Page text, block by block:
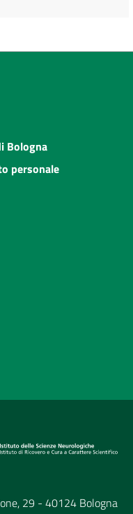
Bologna
personale
29 - 40124 Bologna